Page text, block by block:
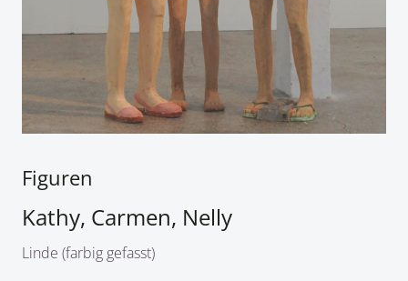
Figuren
Kathy, Carmen, Nelly
Linde (farbig gefasst)